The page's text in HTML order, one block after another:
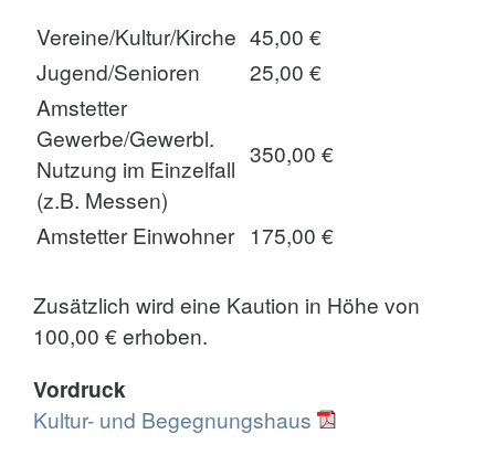
Vereine/Kultur/Kirche 45,00 €
Jugend/Senioren
25,00 €
Amstetter
Gewerbe/Gewerbl.
Nutzung im Einzelfall
(z.B. Messen)
350,00 €
Amstetter Einwohner 175,00 €
Zusätzlich wird eine Kaution in Höhe von
100,00 € erhoben.
Vordruck
Kultur- und Begegnungshaus